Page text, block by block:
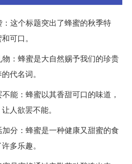
这个标题突出了蜂蜜的秋季特
可口。
：蜂蜜是大自然赐予我们的珍贵
代名词。
能：蜂蜜以其香甜可口的味道，
人欲罢不能。
分：蜂蜜是一种健康又甜蜜的食
多乐趣。